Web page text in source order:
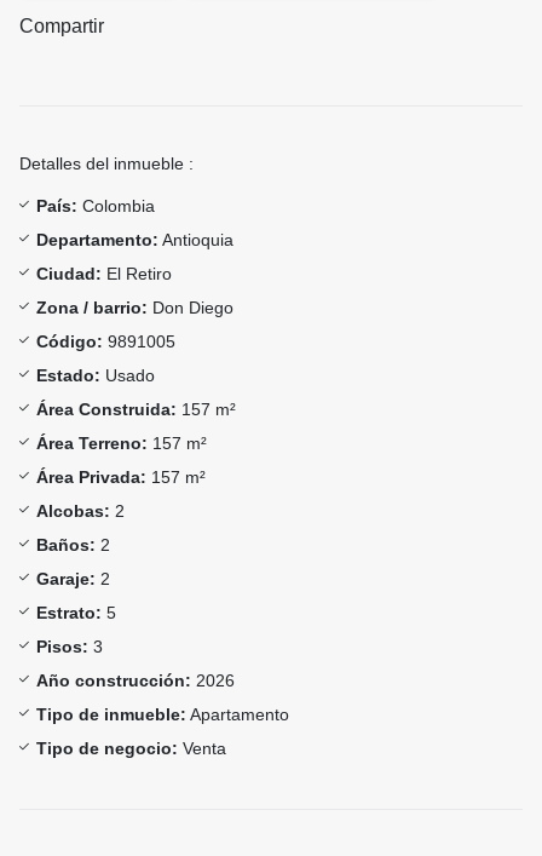
Compartir
Detalles del inmueble :
País: Colombia
Departamento: Antioquia
Ciudad: El Retiro
Zona / barrio: Don Diego
Código: 9891005
Estado: Usado
Área Construida: 157 m²
Área Terreno: 157 m²
Área Privada: 157 m²
Alcobas: 2
Baños: 2
Garaje: 2
Estrato: 5
Pisos: 3
Año construcción: 2026
Tipo de inmueble: Apartamento
Tipo de negocio: Venta